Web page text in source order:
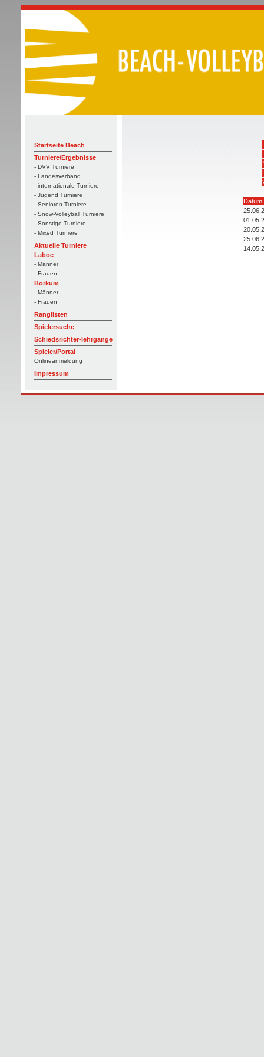
Startseite Beach
Turniere/Ergebnisse
- DVV Turniere
- Landesverband
- internationale Turniere
- Jugend Turniere
- Senioren Turniere
- Snow-Volleyball Turniere
- Sonstige Turniere
- Mixed Turniere
Aktuelle Turniere
Laboe
- Männer
- Frauen
Borkum
- Männer
- Frauen
Ranglisten
Spielersuche
Schiedsrichter-lehrgänge
Spieler/Portal
Onlineanmeldung
Impressum
Datum